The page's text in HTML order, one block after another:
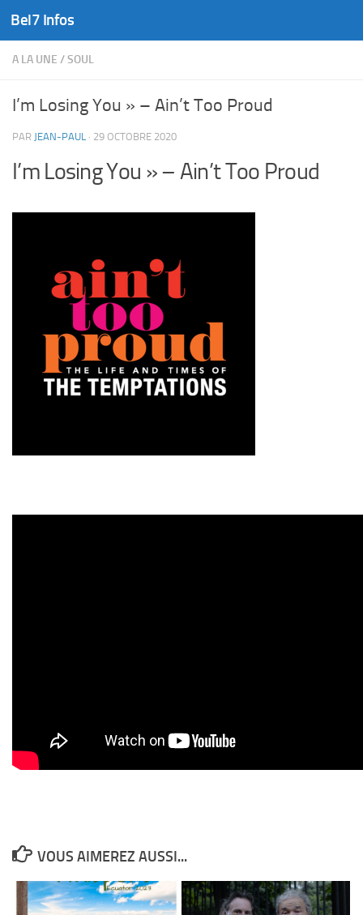
Skip to content
Bel7 Infos
A LA UNE /SOUL
I’m Losing You » – Ain’t Too Proud
PAR JEAN-PAUL · 29 OCTOBRE 2020
I’m Losing You » – Ain’t Too Proud
VOUS AIMEREZ AUSSI...